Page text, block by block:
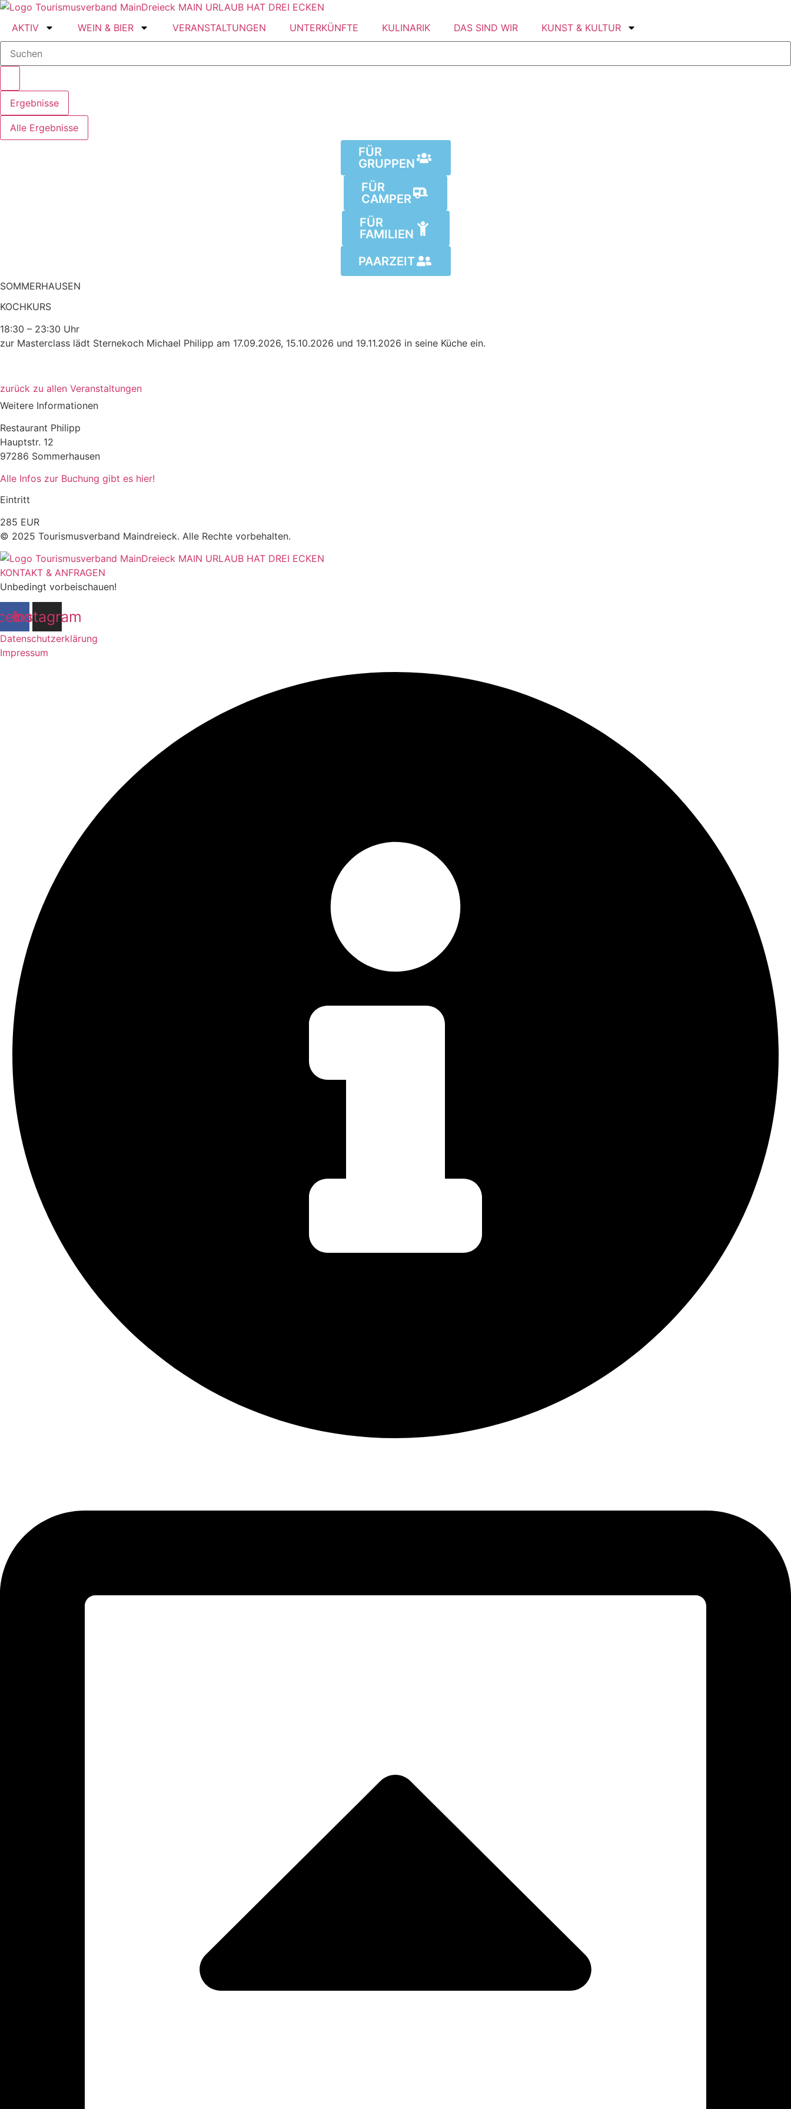
Zum
springen
AKTIV WEIN & BIER VERANSTALTUNGEN UNTERKÜNFTE KULINARIK DAS SIND WIR
KUNST & KULTUR
Search
Ergebnisse
Alle Ergebnisse
FÜR
GRUPPEN
FÜR
CAMPER
FÜR
FAMILIEN
PAARZEIT
SOMMERHAUSEN
KOCHKURS
18:30 – 23:30 Uhr
zur Masterclass lädt Sternekoch Michael Philipp am 17.09.2026, 15.10.2026 und 19.11.2026 in seine Küche ein.
zurück zu allen Veranstaltungen
Weitere Informationen
Restaurant Philipp
Hauptstr. 12
97286 Sommerhausen
Alle Infos zur Buchung gibt es hier!
Eintritt
285 EUR
© 2025 Tourismusverband Maindreieck. Alle Rechte vorbehalten.
KONTAKT & ANFRAGEN
Unbedingt vorbeischauen!
Instagram
Datenschutzerklärung
Impressum